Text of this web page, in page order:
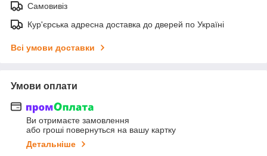
Самовивіз
Кур'єрська адресна доставка до дверей по Україні
Всі умови доставки
Умови оплати
Ви отримаєте замовлення
або гроші повернуться на вашу картку
Детальніше